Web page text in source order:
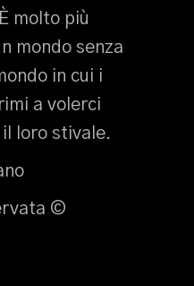
molto più
mondo senza
in cui i
a volerci
loro stivale.
©